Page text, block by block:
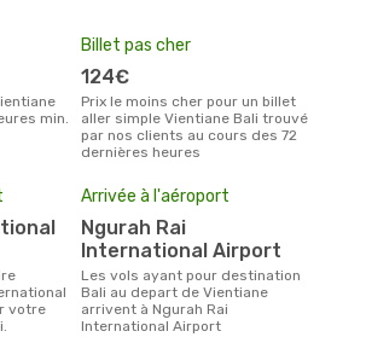
min.
Billet pas cher
124€
Prix le moins cher pour un billet
aller simple Vientiane Bali trouvé
par nos clients au cours des 72
dernières heures
votre
Arrivée à l'aéroport
Ngurah Rai
International Airport
Les vols ayant pour destination
Bali au depart de Vientiane
arrivent à Ngurah Rai
International Airport